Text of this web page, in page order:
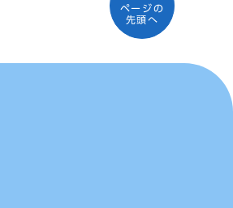
ページの
先頭へ